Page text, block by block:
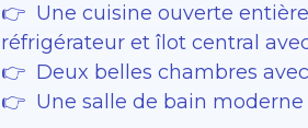
👉 Une cuisine ouverte
réfrigérateur et îlot central
👉 Deux belles chambres
👉 Une salle de bain moderne